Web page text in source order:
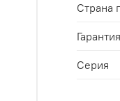
Страна
Гарантия
Серия